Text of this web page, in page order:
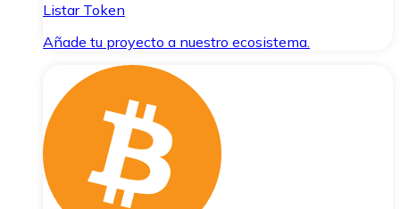
Listar Token
Añade tu proyecto a nuestro ecosistema.